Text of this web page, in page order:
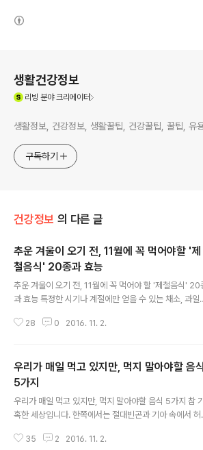
생활건강정보
리빙 분야 크리에이터
생활정보, 건강정보, 생활꿀팁, 건강꿀팁, 꿀팁, 유
구독하기
건강정보 의 다른 글
추운 겨울이 오기 전, 11월에 꼭 먹어야할 '제
철음식' 20종과 효능
추운 겨울이 오기 전, 11월에 꼭 먹어야 할 '제철음식' 20
과 효능 특정한 시기나 계절에만 얻을 수 있는 채소, 과일,
가 맺히는 시기이거나 한창 살이 올라서 맛이 좋은 시기가
변화에 잘 대응하며 지내야 한답니다. 계절의 변화에 건강
하게 대응하기 위해서는 무엇보다도 영양가득한 음식을 잘
섭취하는것이 중요한데요. 제철에 먹는 제철음식은 어떤
보약보다도 몸에 좋다고 합니다. 영양이 꾹꾹 눌러 담긴 제
양소를 얻을 수 있기 때문이지요. 추운 겨울을 건강하게 보
28 0 2016. 11. 2.
우리가 매일 먹고 있지만, 먹지 말아야할 음식
5가지
우리가 매일 먹고 있지만, 먹지 말아야할 음식 5가지 참
혹한 세상입니다. 한쪽에서는 절대빈곤과 기아 속에서 허
내기 위해 운동, 식이요법 등 다이어트 때문에 근심 걱정입
35 2 2016. 11. 2.